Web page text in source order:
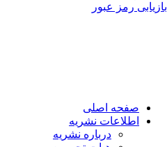
بازیابی رمز عبور
صفحه اصلی
اطلاعات نشریه
درباره نشریه